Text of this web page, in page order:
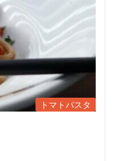
トマトパスタ